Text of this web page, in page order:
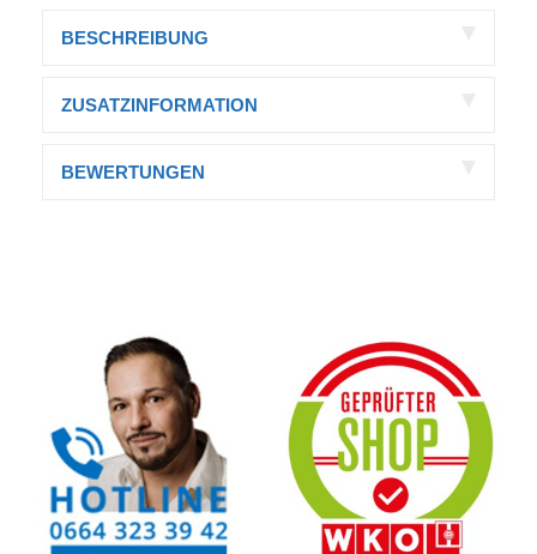
BESCHREIBUNG
ZUSATZINFORMATION
BEWERTUNGEN